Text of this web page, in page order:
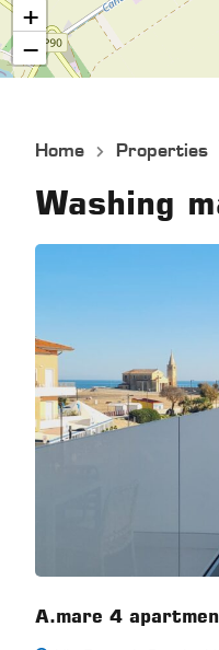
+
−
Home Properties
Washing
A.mare 4